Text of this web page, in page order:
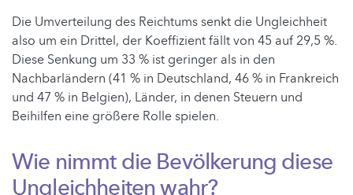
Die Umverteilung des Reichtums senkt die Ungleichheit
also um ein Drittel, der Koeffizient fällt von 45 auf 29,5 %.
Diese Senkung um 33 % ist geringer als in den
Nachbarländern (41 % in Deutschland, 46 % in Frankreich
und 47 % in Belgien), Länder, in denen Steuern und
Beihilfen eine größere Rolle spielen.
Wie nimmt die Bevölkerung diese
Ungleichheiten wahr?